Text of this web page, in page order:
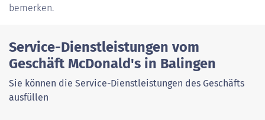
bemerken.
Service-Dienstleistungen vom
Geschäft McDonald's in Balingen
Sie können die Service-Dienstleistungen des Geschäfts
ausfüllen